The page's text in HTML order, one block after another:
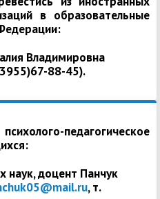
в образовательные
Владимировна
88-45).
педагогическое
наук, доцент Панчук
, т.